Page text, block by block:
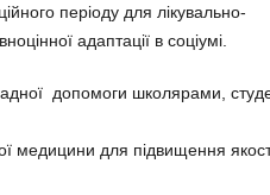
періоду для лікувально-
адаптації в соціумі.
допомоги школярами,
медицини для підвищення